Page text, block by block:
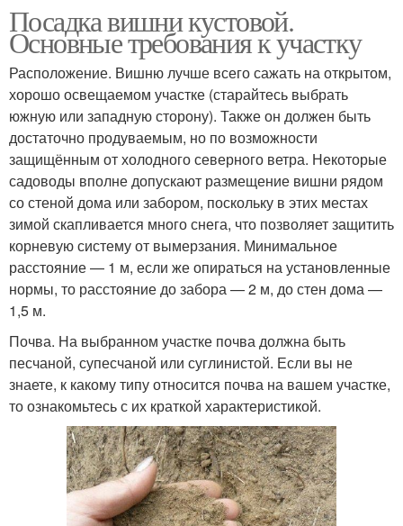
Посадка вишни кустовой.
Основные требования к участку
Расположение. Вишню лучше всего сажать на открытом,
хорошо освещаемом участке (старайтесь выбрать
южную или западную сторону). Также он должен быть
достаточно продуваемым, но по возможности
защищённым от холодного северного ветра. Некоторые
садоводы вполне допускают размещение вишни рядом
со стеной дома или забором, поскольку в этих местах
зимой скапливается много снега, что позволяет защитить
корневую систему от вымерзания. Минимальное
расстояние — 1 м, если же опираться на установленные
нормы, то расстояние до забора — 2 м, до стен дома —
1,5 м.
Почва. На выбранном участке почва должна быть
песчаной, супесчаной или суглинистой. Если вы не
знаете, к какому типу относится почва на вашем участке,
то ознакомьтесь с их краткой характеристикой.